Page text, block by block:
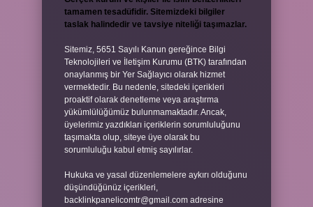
tamamen tesadüfidir. Sitemizdeki bilgiler
taslak halindedir ve tavsiye niteliği taşımazlar.
Sitemiz, 5651 Sayılı Kanun gereğince Bilgi
Teknolojileri ve İletişim Kurumu (BTK) tarafından
onaylanmış bir Yer Sağlayıcı olarak hizmet
vermektedir. Bu nedenle, sitedeki içerikleri
proaktif olarak denetleme veya araştırma
yükümlülüğümüz bulunmamaktadır. Ancak,
üyelerimiz yazdıkları içeriklerin sorumluluğunu
taşımakta olup, siteye üye olarak bu
sorumluluğu kabul etmiş sayılırlar.
Hukuka ve yasal düzenlemelere aykırı olduğunu
düşündüğünüz içerikleri,
backlinkpanelicomtr@gmail.com adresine